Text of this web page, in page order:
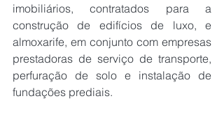
imobiliários, contratados para a
construção de edifícios de luxo, e
almoxarife, em conjunto com empresas
prestadoras de serviço de transporte,
perfuração de solo e instalação de
fundações prediais.